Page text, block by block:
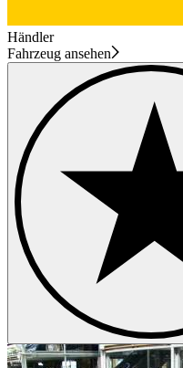
Händler
Fahrzeug ansehen